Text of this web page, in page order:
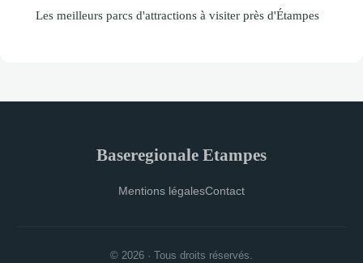
Les meilleurs parcs d'attractions à visiter près d'Étampes
Baseregionale Etampes
Mentions légalesContact
© 2026 · Tous droits réservés.